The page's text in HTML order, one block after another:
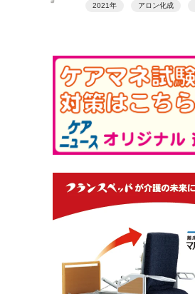
2021年 アロン化成